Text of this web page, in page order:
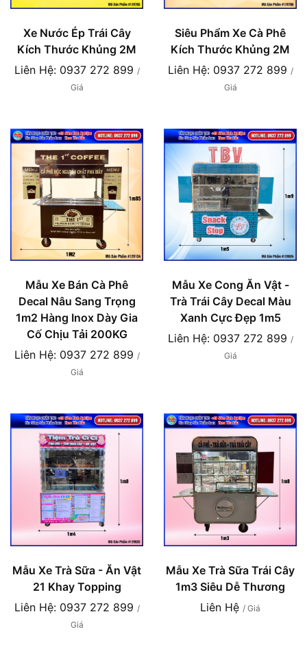
Xe Nước Ép Trái Cây
Kích Thước Khủng 2M
Liên Hệ: 0937 272 899 /
Giá
Siêu Phẩm Xe Cà Phê
Kích Thước Khủng 2M
Liên Hệ: 0937 272 899 /
Giá
Mẫu Xe Bán Cà Phê
Decal Nâu Sang Trọng
1m2 Hàng Inox Dày Gia
Cố Chịu Tải 200KG
Liên Hệ: 0937 272 899 /
Giá
Mẫu Xe Cong Ăn Vật -
Trà Trái Cây Decal Màu
Xanh Cực Đẹp 1m5
Liên Hệ: 0937 272 899 /
Giá
Mẫu Xe Trà Sữa - Ăn Vật
21 Khay Topping
Liên Hệ: 0937 272 899 /
Giá
Mẫu Xe Trà Sữa Trái Cây
1m3 Siêu Dễ Thương
Liên Hệ / Giá